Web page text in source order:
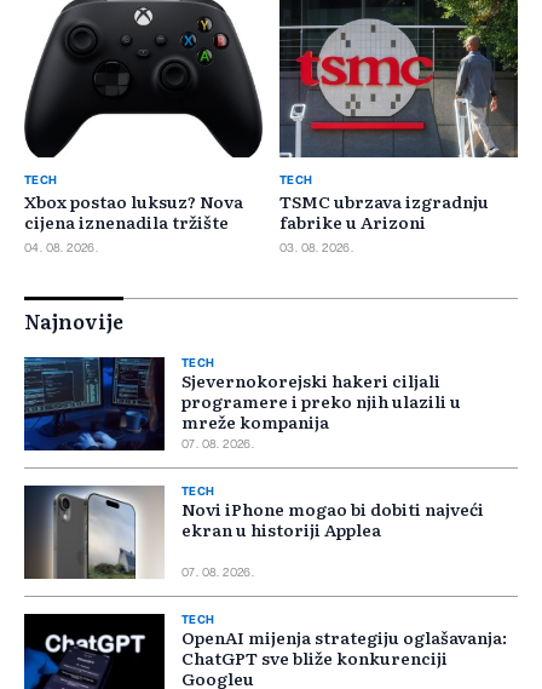
TECH
Xbox postao luksuz? Nova
cijena iznenadila tržište
04. 08. 2026.
TECH
TSMC ubrzava izgradnju
fabrike u Arizoni
03. 08. 2026.
Najnovije
TECH
Sjevernokorejski hakeri ciljali
programere i preko njih ulazili u
mreže kompanija
07. 08. 2026.
TECH
Novi iPhone mogao bi dobiti najveći
ekran u historiji Applea
07. 08. 2026.
TECH
OpenAI mijenja strategiju oglašavanja:
ChatGPT sve bliže konkurenciji
Googleu